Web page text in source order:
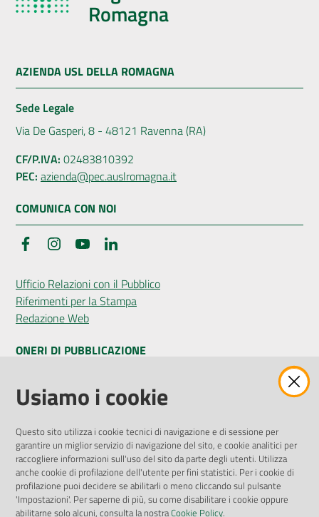
Romagna
AZIENDA USL DELLA ROMAGNA
Sede Legale
Via De Gasperi, 8 - 48121 Ravenna (RA)
CF/P.IVA: 02483810392
PEC: azienda@pec.auslromagna.it
COMUNICA CON NOI
FacebookInstagramYouTube
Ufficio Relazioni con il Pubblico
Riferimenti per la Stampa
Redazione Web
ONERI DI PUBBLICAZIONE
Amministrazione Trasparente
Pubblicità legale
Privacy Policy
Attuazione Misure PNRR
Liste di Attesa
ENTI, IMPRESE E PARTNER
Usiamo i cookie
Questo sito utilizza i cookie tecnici di navigazione e di sessione per
garantire un miglior servizio di navigazione del sito, e cookie analitici per
raccogliere informazioni sull'uso del sito da parte degli utenti. Utilizza
anche cookie di profilazione dell'utente per fini statistici. Per i cookie di
profilazione puoi decidere se abilitarli o meno cliccando sul pulsante
'Impostazioni'. Per saperne di più, su come disabilitare i cookie oppure
abilitarne solo alcuni, consulta la nostraCookie Policy.